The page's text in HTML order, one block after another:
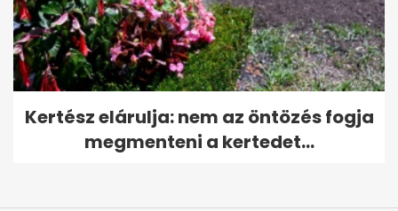
Kertész elárulja: nem az öntözés fogja
megmenteni a kertedet...